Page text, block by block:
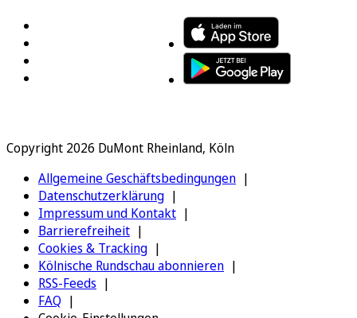
Copyright 2026 DuMont Rheinland, Köln
Allgemeine Geschäftsbedingungen
Datenschutzerklärung
Impressum und Kontakt
Barrierefreiheit
Cookies & Tracking
Kölnische Rundschau abonnieren
RSS-Feeds
FAQ